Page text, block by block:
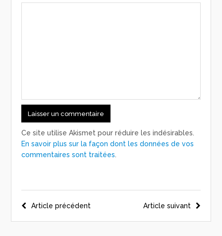
Ce site utilise Akismet pour réduire les indésirables.
En savoir plus sur la façon dont les données de vos
commentaires sont traitées.
Navigation
de
Article suivant
Article précédent